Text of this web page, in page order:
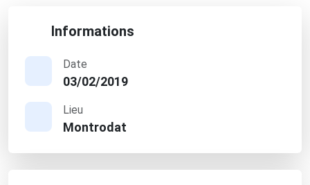
Informations
Date
03/02/2019
Lieu
Montrodat